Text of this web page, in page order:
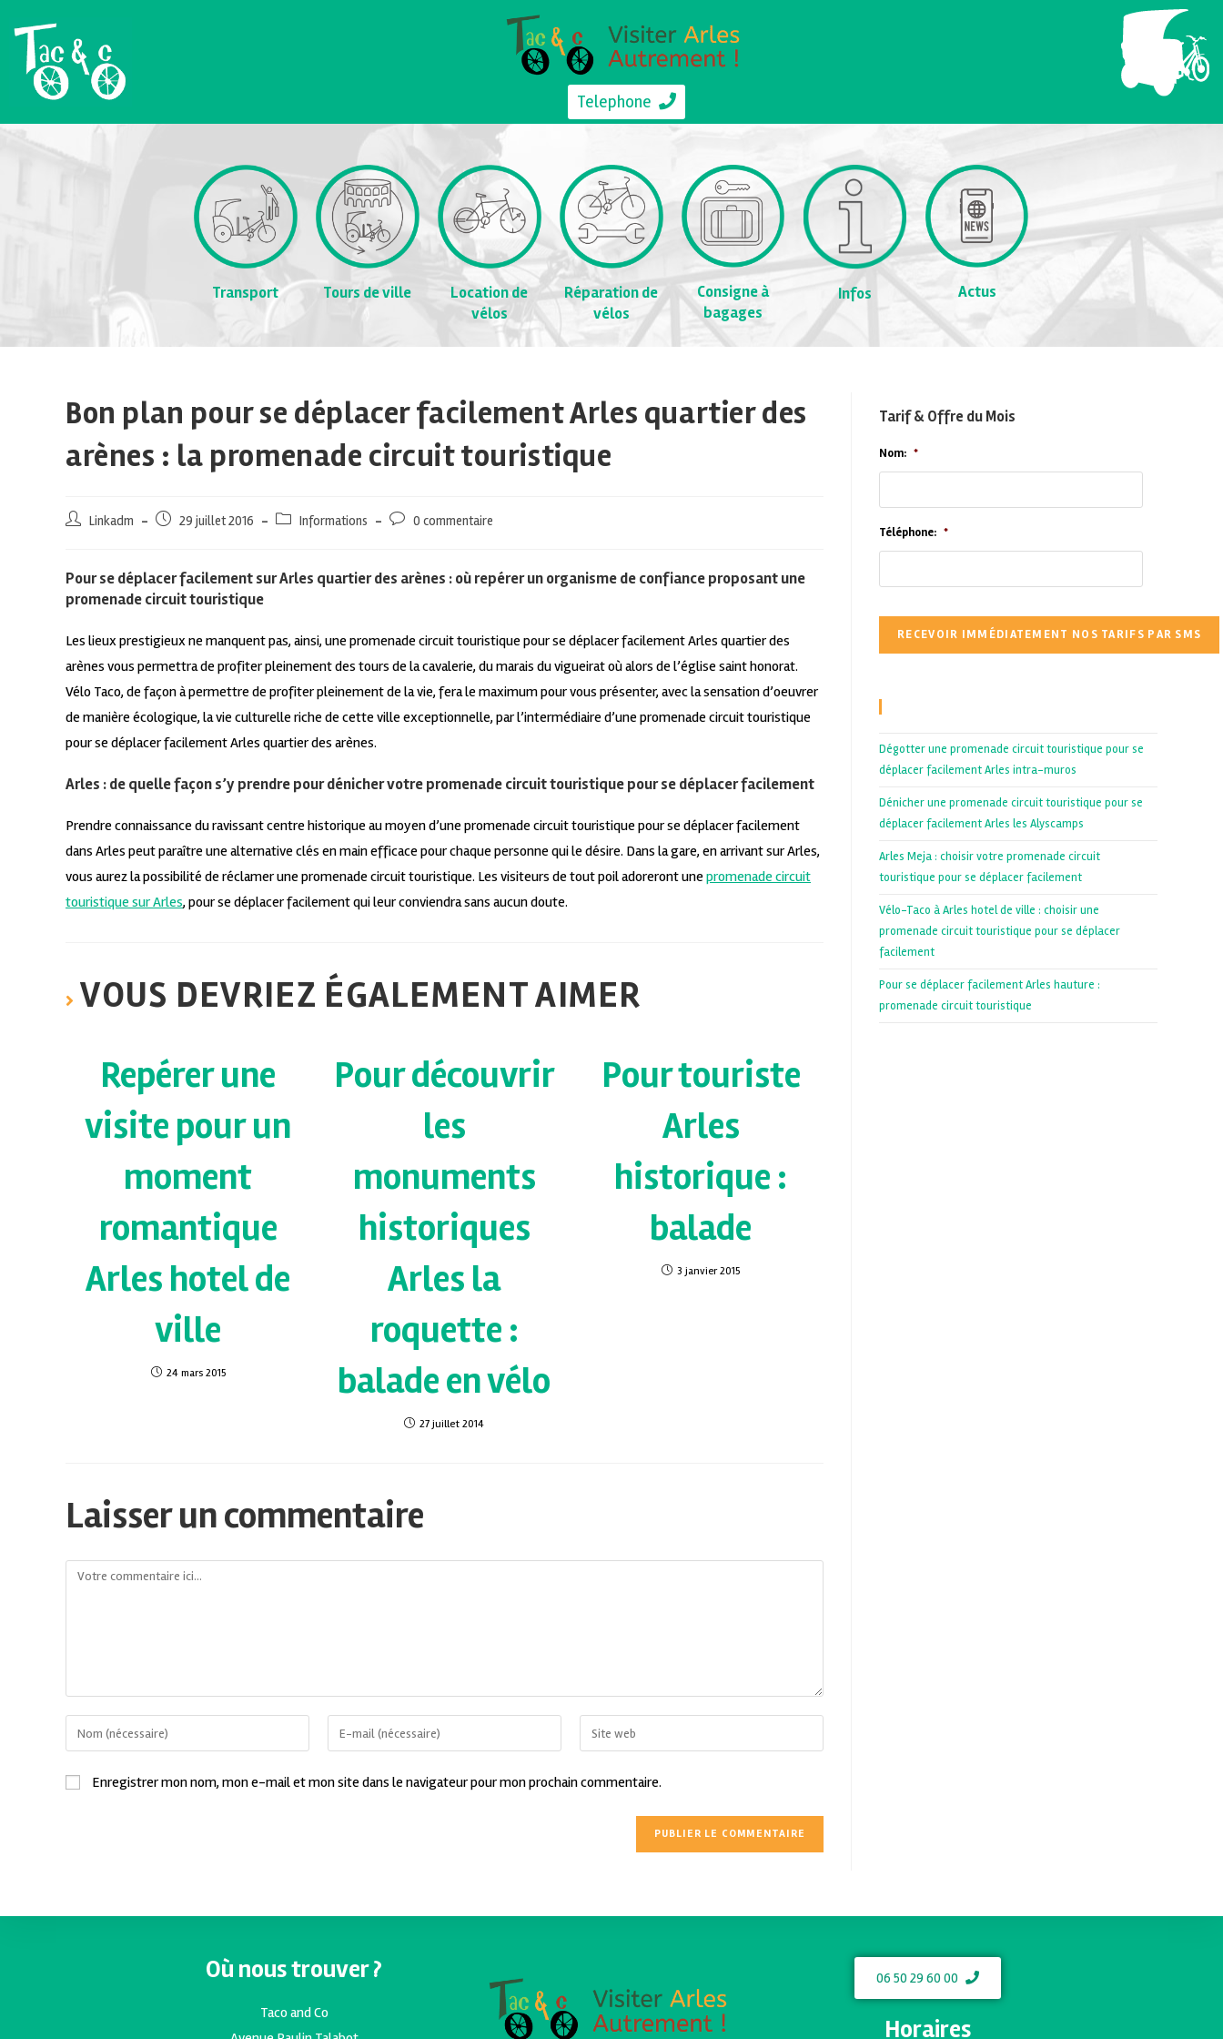
Telephone
Transport Tours de ville
Location de
vélos
Réparation de
vélos
Consigne à
bagages
Infos Actus
Bon plan pour se déplacer facilement Arles quartier des
arènes : la promenade circuit touristique
Linkadm 29 juillet 2016 Informations 0 commentaire
Pour se déplacer facilement sur Arles quartier des arènes : où repérer un organisme de confiance proposant une
promenade circuit touristique
Les lieux prestigieux ne manquent pas, ainsi, une promenade circuit touristique pour se déplacer facilement Arles quartier des
arènes vous permettra de profiter pleinement des tours de la cavalerie, du marais du vigueirat où alors de l’église saint honorat.
Vélo Taco, de façon à permettre de profiter pleinement de la vie, fera le maximum pour vous présenter, avec la sensation d’oeuvrer
de manière écologique, la vie culturelle riche de cette ville exceptionnelle, par l’intermédiaire d’une promenade circuit touristique
pour se déplacer facilement Arles quartier des arènes.
Arles : de quelle façon s’y prendre pour dénicher votre promenade circuit touristique pour se déplacer facilement
Prendre connaissance du ravissant centre historique au moyen d’une promenade circuit touristique pour se déplacer facilement
dans Arles peut paraître une alternative clés en main efficace pour chaque personne qui le désire. Dans la gare, en arrivant sur Arles,
vous aurez la possibilité de réclamer une promenade circuit touristique. Les visiteurs de tout poil adoreront une promenade circuit
touristique sur Arles, pour se déplacer facilement qui leur conviendra sans aucun doute.
VOUS DEVRIEZ ÉGALEMENT AIMER
Repérer une
visite pour un
moment
romantique
Arles hotel de
ville
24 mars 2015
Pour découvrir
les
monuments
historiques
Arles la
roquette :
balade en vélo
27 juillet 2014
Pour touriste
Arles
historique :
balade
3 janvier 2015
Laisser un commentaire
Enregistrer mon nom, mon e-mail et mon site dans le navigateur pour mon prochain commentaire.
Tarif & Offre du Mois
Nom: *
Téléphone: *
Dégotter une promenade circuit touristique pour se
déplacer facilement Arles intra-muros
Dénicher une promenade circuit touristique pour se
déplacer facilement Arles les Alyscamps
Arles Meja : choisir votre promenade circuit
touristique pour se déplacer facilement
Vélo-Taco à Arles hotel de ville : choisir une
promenade circuit touristique pour se déplacer
facilement
Pour se déplacer facilement Arles hauture :
promenade circuit touristique
Où nous trouver ?
Taco and Co
06 50 29 60 00
Horaires